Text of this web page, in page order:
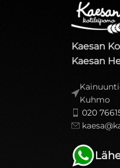
Kaesan
Kaesan
Kuhmo
020